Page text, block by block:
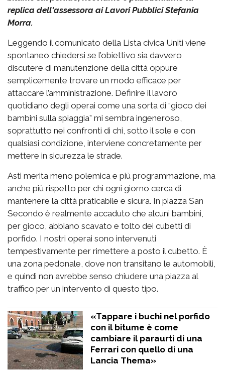
replica dell'assessora ai Lavori Pubblici Stefania
Morra.
Leggendo il comunicato della Lista civica Uniti viene
spontaneo chiedersi se l’obiettivo sia davvero
discutere di manutenzione della città oppure
semplicemente trovare un modo efficace per
attaccare l’amministrazione. Definire il lavoro
quotidiano degli operai come una sorta di “gioco dei
bambini sulla spiaggia” mi sembra ingeneroso,
soprattutto nei confronti di chi, sotto il sole e con
qualsiasi condizione, interviene concretamente per
mettere in sicurezza le strade.
Asti merita meno polemica e più programmazione, ma
anche più rispetto per chi ogni giorno cerca di
mantenere la città praticabile e sicura. In piazza San
Secondo è realmente accaduto che alcuni bambini,
per gioco, abbiano scavato e tolto dei cubetti di
porfido. I nostri operai sono intervenuti
tempestivamente per rimettere a posto il cubetto. È
una zona pedonale, dove non transitano le automobili,
e quindi non avrebbe senso chiudere una piazza al
traffico per un intervento di questo tipo.
«Tappare i buchi nel porfido
con il bitume è come
cambiare il paraurti di una
Ferrari con quello di una
Lancia Thema»